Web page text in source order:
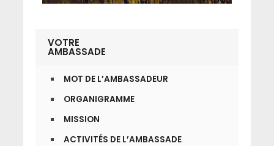
VOTRE
AMBASSADE
MOT DE L’AMBASSADEUR
ORGANIGRAMME
MISSION
ACTIVITÉS DE L’AMBASSADE